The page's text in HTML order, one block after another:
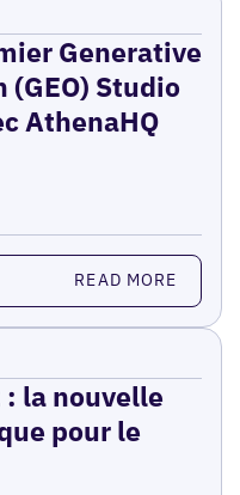
Generative
Studio
AthenaHQ
READ MORE
la nouvelle
pour le